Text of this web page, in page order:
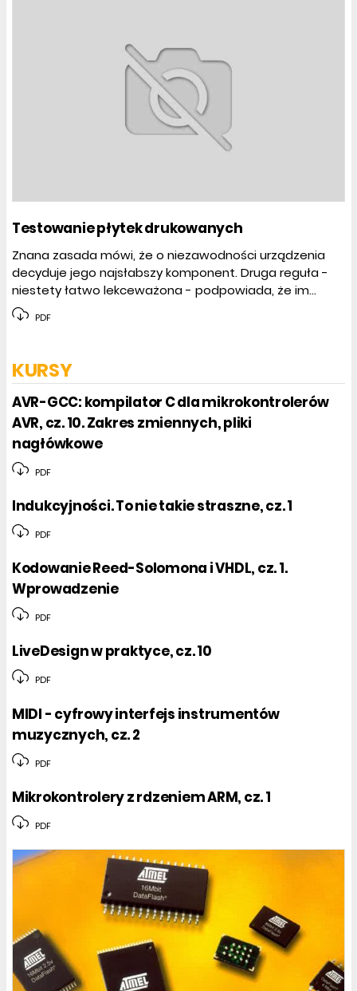
Testowanie płytek drukowanych
Znana zasada mówi, że o niezawodności urządzenia
decyduje jego najsłabszy komponent. Druga reguła -
niestety łatwo lekceważona - podpowiada, że im...
PDF
KURSY
AVR-GCC: kompilator C dla mikrokontrolerów
AVR, cz. 10. Zakres zmiennych, pliki
nagłówkowe
PDF
Indukcyjności. To nie takie straszne, cz. 1
PDF
Kodowanie Reed-Solomona i VHDL, cz. 1.
Wprowadzenie
PDF
LiveDesign w praktyce, cz. 10
PDF
MIDI - cyfrowy interfejs instrumentów
muzycznych, cz. 2
PDF
Mikrokontrolery z rdzeniem ARM, cz. 1
PDF